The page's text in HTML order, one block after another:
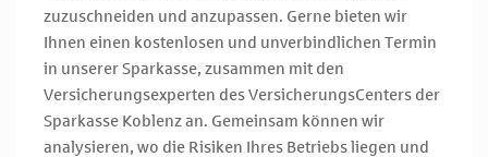
zuzuschneiden und anzupassen. Gerne bieten wir
Ihnen einen kostenlosen und unverbindlichen Termin
in unserer Sparkasse, zusammen mit den
Versicherungsexperten des VersicherungsCenters der
Sparkasse Koblenz an. Gemeinsam können wir
analysieren, wo die Risiken Ihres Betriebs liegen und